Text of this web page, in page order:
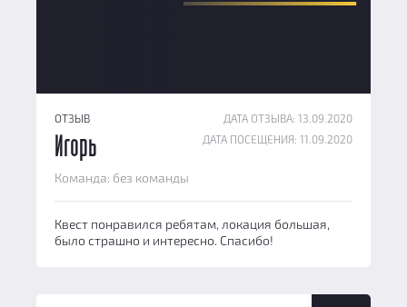
ОТЗЫВ
ДАТА ОТЗЫВА: 13.09.2020
ДАТА ПОСЕЩЕНИЯ: 11.09.2020
Игорь
Команда: без команды
Квест понравился ребятам, локация большая,
было страшно и интересно. Спасибо!